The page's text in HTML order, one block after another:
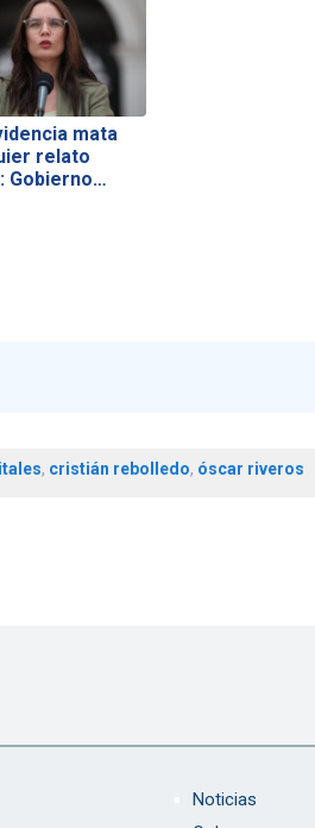
mata
relato
Gobierno…
, cristián rebolledo, óscar riveros
Noticias